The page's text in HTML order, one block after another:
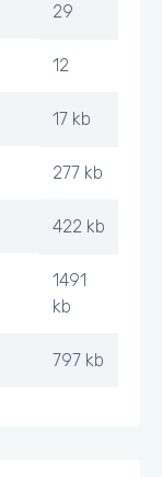
29
12
17 kb
277 kb
422 kb
1491
kb
797 kb